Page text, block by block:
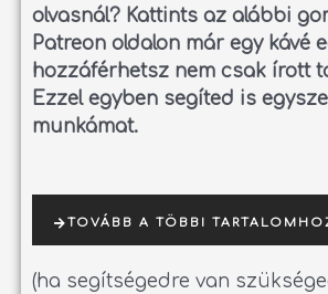
olvasnál? Kattints az alábbi
Patreon oldalon már egy kávé
hozzáférhetsz nem csak írott
Ezzel egyben segíted is
munkámat.
TOVÁBB A TÖBBI
(ha segítségedre van